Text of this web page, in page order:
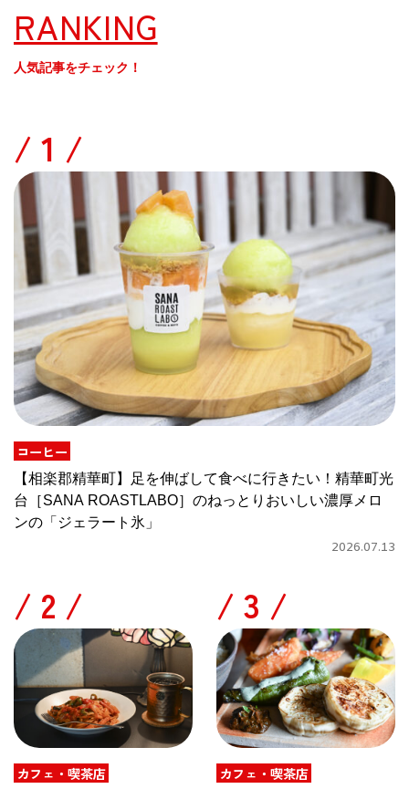
RANKING
人気記事をチェック！
/
コーヒー
【相楽郡精華町】足を伸ばして食べに行きたい！精華町光
台［SANA ROASTLABO］のねっとりおいしい濃厚メロ
ンの「ジェラート氷」
2026.07.13
/
カフェ・喫茶店
/
カフェ・喫茶店